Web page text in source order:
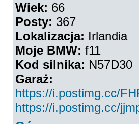
Wiek: 66
Posty: 367
Lokalizacja: Irlandia
Moje BMW: f11
Kod silnika: N57D30
Garaż:
https://i.postimg.cc/
https://i.postimg.cc/